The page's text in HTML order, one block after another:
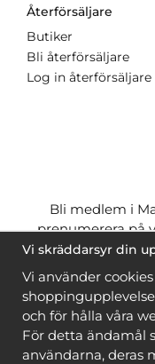
Återförsäljare
Butiker
Bli återförsäljare
Log in återförsäljare
Bli medlem i
prenumerera på
ner många
när du handlar
är
Vi skräddarsyr din
Vi använder
och för hålla våra
För detta ändamål
användarna, deras